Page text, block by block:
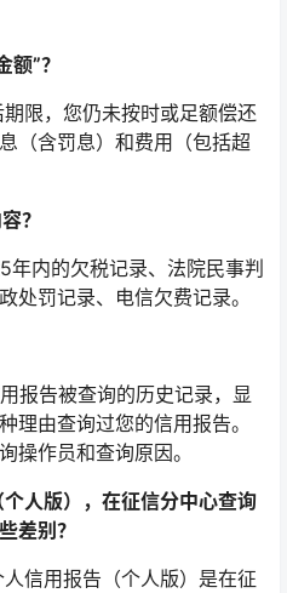
”？
限，您仍未按时或足额偿还
（含罚息）和费用（包括超
？
年内的欠税记录、法院民事判
处罚记录、电信欠费记录。
报告被查询的历史记录，显
理由查询过您的信用报告。
操作员和查询原因。
人版），在征信分中心查询
差别？
信用报告（个人版）是在征